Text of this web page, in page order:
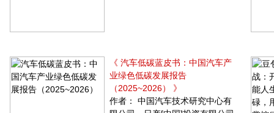
《 汽车低碳蓝皮书：中国汽车产
业绿色低碳发展报告
（2025~2026） 》
作者： 中国汽车技术研究中心有